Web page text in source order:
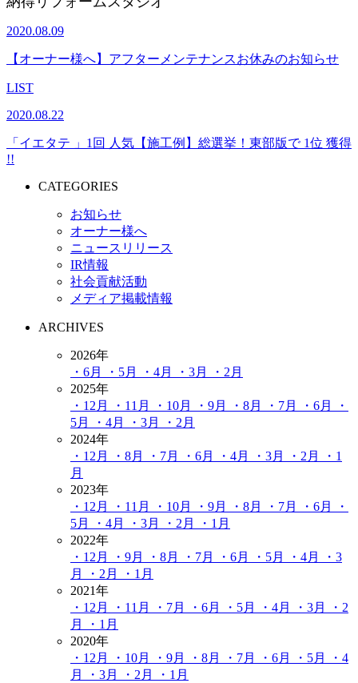
2020.08.09
【オーナー様へ】アフターメンテナンスお休みのお知らせ
LIST
2020.08.22
「イエタテ 」1回 人気【施工例】総選挙！東部版で 1位 獲得
!!
CATEGORIES
お知らせ
オーナー様へ
ニュースリリース
IR情報
社会貢献活動
メディア掲載情報
ARCHIVES
2026年
・6月
・5月 ・4月 ・3月
・2月
2025年
・12月
・11月 ・10月 ・9月 ・8月 ・7月 ・6月
・
5月
・4月 ・3月
・2月
2024年
・12月
・8月 ・7月 ・6月 ・4月 ・3月 ・2月
・1
月
2023年
・12月
・11月 ・10月 ・9月 ・8月 ・7月 ・6月
・
5月
・4月 ・3月 ・2月
・1月
2022年
・12月
・9月 ・8月 ・7月 ・6月 ・5月 ・4月
・3
月
・2月
・1月
2021年
・12月
・11月 ・7月 ・6月 ・5月 ・4月 ・3月
・2
月
・1月
2020年
・12月
・10月 ・9月 ・8月 ・7月 ・6月 ・5月
・4
月
・3月 ・2月
・1月